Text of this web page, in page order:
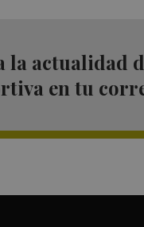
la actualidad
en tu